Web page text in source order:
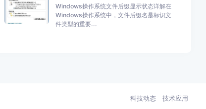
Windows操作系统文件后缀显示状态详解在
Windows操作系统中，文件后缀名是标识文
件类型的重要...
科技动态 技术应用